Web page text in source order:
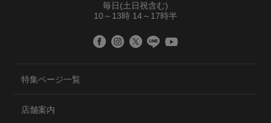
毎日(土日祝含む)
10～13時 14～17時半
特集ページ一覧
店舗案内